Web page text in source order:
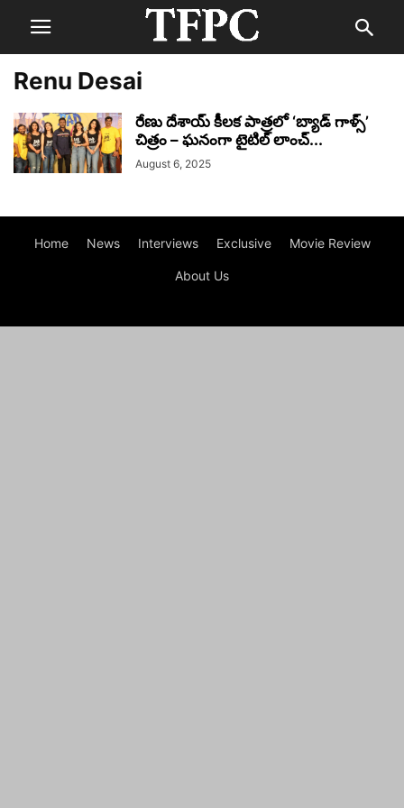
Renu Desai
రేణు దేశాయ్ కీలక పాత్రలో ‘బ్యాడ్ గాళ్స్’
చిత్రం – ఘనంగా టైటిల్ లాంచ్...
August 6, 2025
Home News Interviews Exclusive Movie Review
About Us